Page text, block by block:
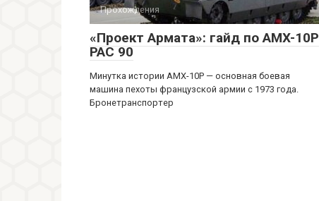
Прохождения
«Проект Армата»: гайд по AMX-10P
PAC 90
Минутка истории AMX-10P — основная боевая
машина пехоты французской армии с 1973 года.
Бронетранспортер